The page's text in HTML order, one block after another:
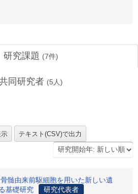
研究課題 (7件)
同研究者 (5 人)
髄由来前駆細胞を用いた新しい遺
基礎研究
研究代表者